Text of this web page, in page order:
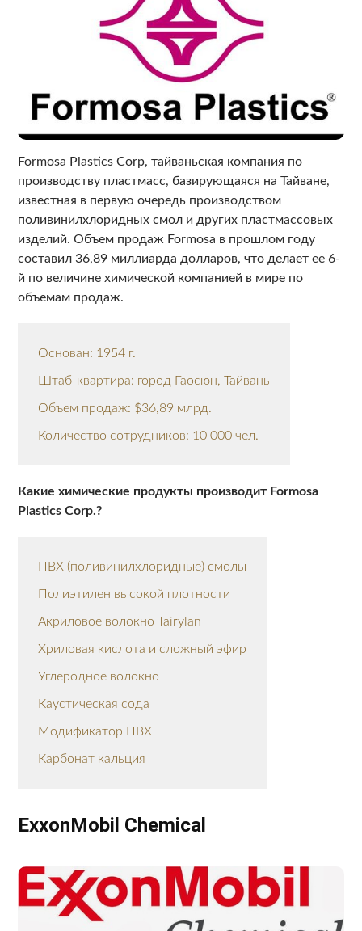
Formosa Plastics Corp, тайваньская компания по
производству пластмасс, базирующаяся на Тайване,
известная в первую очередь производством
поливинилхлоридных смол и других пластмассовых
изделий. Объем продаж Formosa в прошлом году
составил 36,89 миллиарда долларов, что делает ее 6-
й по величине химической компанией в мире по
объемам продаж.
Основан: 1954 г.
Штаб-квартира: город Гаосюн, Тайвань
Объем продаж: $36,89 млрд.
Количество сотрудников: 10 000 чел.
Какие химические продукты производит Formosa
Plastics Corp.?
ПВХ (поливинилхлоридные) смолы
Полиэтилен высокой плотности
Акриловое волокно Tairylan
Хриловая кислота и сложный эфир
Углеродное волокно
Каустическая сода
Модификатор ПВХ
Карбонат кальция
ExxonMobil Chemical